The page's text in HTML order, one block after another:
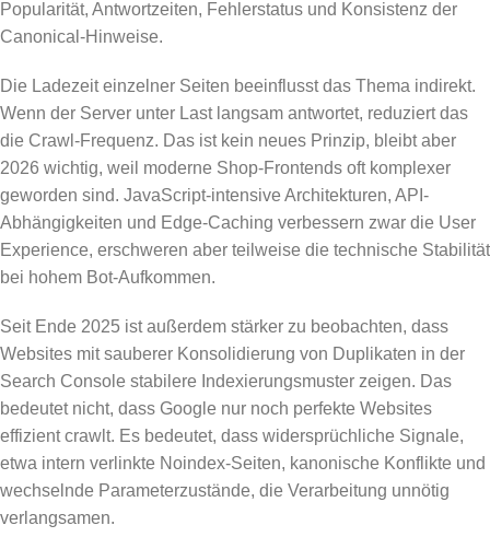
Popularität, Antwortzeiten, Fehlerstatus und Konsistenz der
Canonical-Hinweise.
Die Ladezeit einzelner Seiten beeinflusst das Thema indirekt.
Wenn der Server unter Last langsam antwortet, reduziert das
die Crawl-Frequenz. Das ist kein neues Prinzip, bleibt aber
2026 wichtig, weil moderne Shop-Frontends oft komplexer
geworden sind. JavaScript-intensive Architekturen, API-
Abhängigkeiten und Edge-Caching verbessern zwar die User
Experience, erschweren aber teilweise die technische Stabilität
bei hohem Bot-Aufkommen.
Seit Ende 2025 ist außerdem stärker zu beobachten, dass
Websites mit sauberer Konsolidierung von Duplikaten in der
Search Console stabilere Indexierungsmuster zeigen. Das
bedeutet nicht, dass Google nur noch perfekte Websites
effizient crawlt. Es bedeutet, dass widersprüchliche Signale,
etwa intern verlinkte Noindex-Seiten, kanonische Konflikte und
wechselnde Parameterzustände, die Verarbeitung unnötig
verlangsamen.